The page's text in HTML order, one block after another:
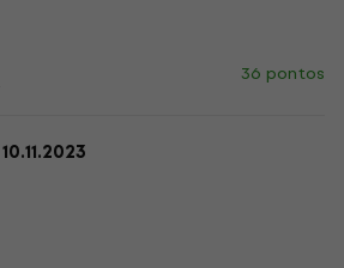
36 pontos
10.11.2023